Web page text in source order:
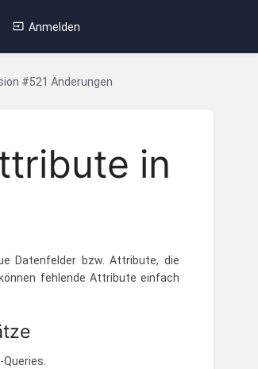
Anmelden
#521 Änderungen
in
Datenfelder bzw. Attribute, die
fehlende Attribute einfach
Queries.